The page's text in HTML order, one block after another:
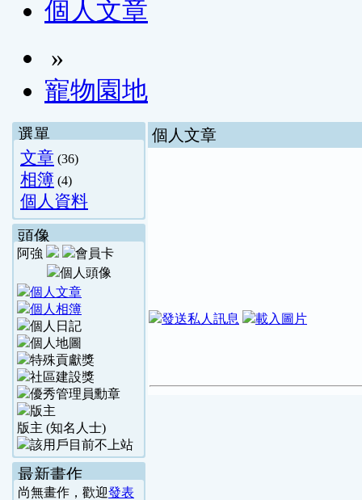
個人文章
»
寵物園地
選單
文章 (36)
相簿 (4)
個人資料
頭像
阿強
版主 (知名人士)
最新畫作
尚無畫作，歡迎發表
個人文章